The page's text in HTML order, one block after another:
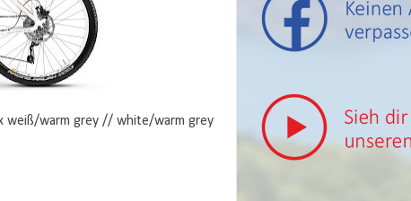
weiß/warm grey // white/warm grey